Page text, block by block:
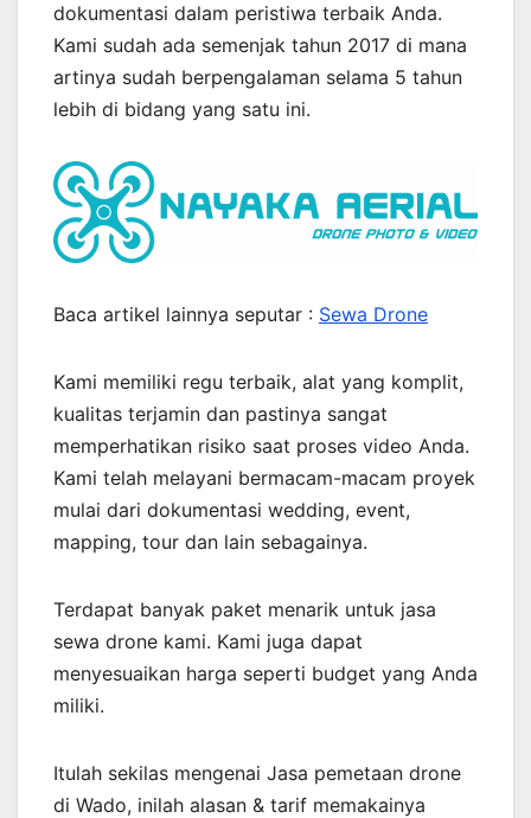
dokumentasi dalam peristiwa terbaik Anda.
Kami sudah ada semenjak tahun 2017 di mana
artinya sudah berpengalaman selama 5 tahun
lebih di bidang yang satu ini.
Baca artikel lainnya seputar : Sewa Drone
Kami memiliki regu terbaik, alat yang komplit,
kualitas terjamin dan pastinya sangat
memperhatikan risiko saat proses video Anda.
Kami telah melayani bermacam-macam proyek
mulai dari dokumentasi wedding, event,
mapping, tour dan lain sebagainya.
Terdapat banyak paket menarik untuk jasa
sewa drone kami. Kami juga dapat
menyesuaikan harga seperti budget yang Anda
miliki.
Itulah sekilas mengenai Jasa pemetaan drone
di Wado, inilah alasan & tarif memakainya